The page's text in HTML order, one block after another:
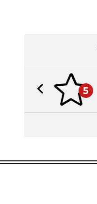
5
Previous slide